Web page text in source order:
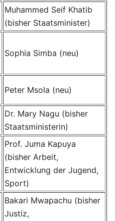
Muhammed Seif Khatib
(bisher Staatsminister)
Sophia Simba (neu)
Peter Msola (neu)
Dr. Mary Nagu (bisher
Staatsministerin)
Prof. Juma Kapuya
(bisher Arbeit,
Entwicklung der Jugend,
Sport)
Bakari Mwapachu (bisher
Justiz,